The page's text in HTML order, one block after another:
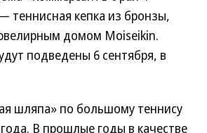
теннисная кепка из бронзы,
домом Moiseikin.
подведены 6 сентября, в
шляпа» по большому теннису
В прошлые годы в качестве